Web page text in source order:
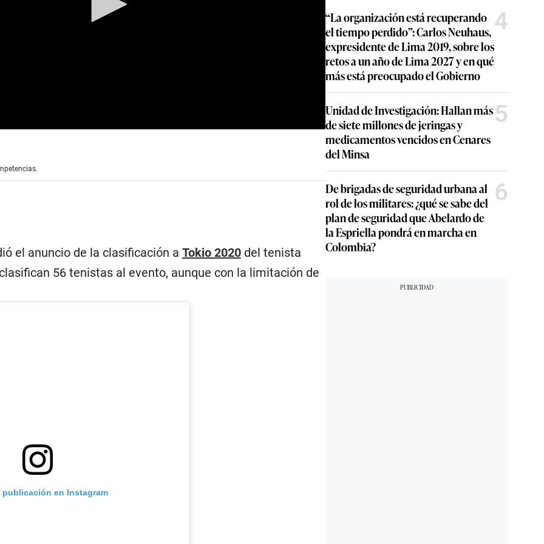
el anuncio de la clasificación a Tokio 2020del tenista
56 tenistas al evento, aunque con la limitación de
publicación en Instagram
“La organización está recuperando
el tiempo perdido”: Carlos Neuhaus,
expresidente de Lima 2019, sobre los
retos a un año de Lima 2027 y en qué
más está preocupado el Gobierno
4
Unidad de Investigación: Hallan más
de siete millones de jeringas y
medicamentos vencidos en Cenares
del Minsa
5
De brigadas de seguridad urbana al
rol de los militares: ¿qué se sabe del
plan de seguridad que Abelardo de
la Espriella pondrá en marcha en
Colombia?
6